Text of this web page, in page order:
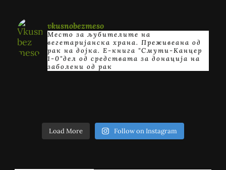
vkusnobezmeso
Место за љубителите на
вегетаријанска храна. Преживеана од
рак на дојка. E-книга "Смути-Канцер
1-0"дел од средствата за донација на
заболени од рак
Load More Follow on Instagram